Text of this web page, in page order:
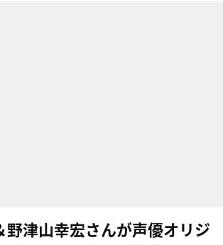
野津山幸宏さんが声優オリジ